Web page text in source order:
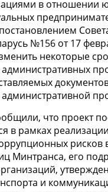
в отношении
№156 от 17
некоторые
что проект
в рамках
рисков
Минтранса, его
и